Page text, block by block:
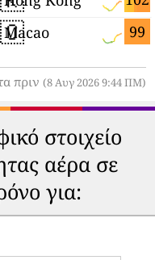
99
Macao
πριν (8 Αυγ 2026 9:44 ΠΜ)
στοιχείο
αέρα σε
για: